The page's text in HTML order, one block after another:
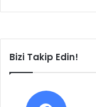
Bizi Takip Edin!